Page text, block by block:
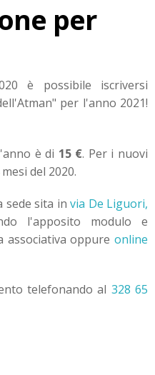
per
è possibile iscriversi
per l'anno 2021!
è di 15 €. Per i nuovi
del 2020.
sede sita in via De Liguori,
l'apposito modulo e
associativa oppure online
telefonando al 328 65